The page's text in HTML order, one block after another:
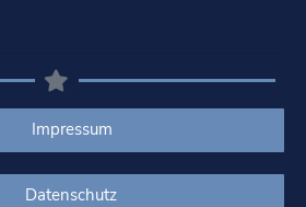
Impressum
Datenschutz